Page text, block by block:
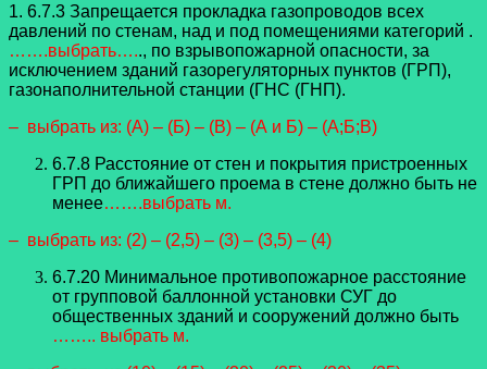
1. 6.7.3 Запрещается прокладка газопроводов всех
давлений по стенам, над и под помещениями категорий .
…….выбрать….., по взрывопожарной опасности, за
исключением зданий газорегуляторных пунктов (ГРП),
газонаполнительной станции (ГНС (ГНП).
– выбрать из: (А) – (Б) – (В) – (А и Б) – (А;Б;В)
6.7.8 Расстояние от стен и покрытия пристроенных
ГРП до ближайшего проема в стене должно быть не
менее…….выбрать м.
– выбрать из: (2) – (2,5) – (3) – (3,5) – (4)
6.7.20 Минимальное противопожарное расстояние
от групповой баллонной установки СУГ до
общественных зданий и сооружений должно быть
…….. выбрать м.